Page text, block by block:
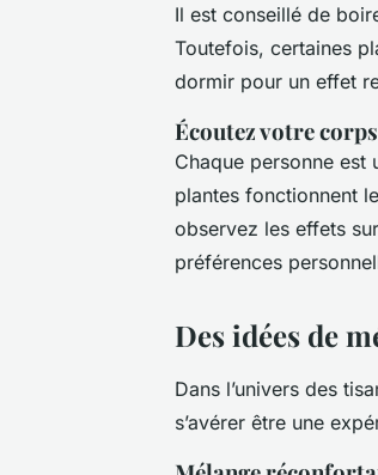
Il est conseillé de
Toutefois, certaines
dormir pour un effet
Écoutez votre corps
Chaque personne est
plantes fonctionnent
observez les effets
préférences
Des idées de
Dans l’univers des
s’avérer être une